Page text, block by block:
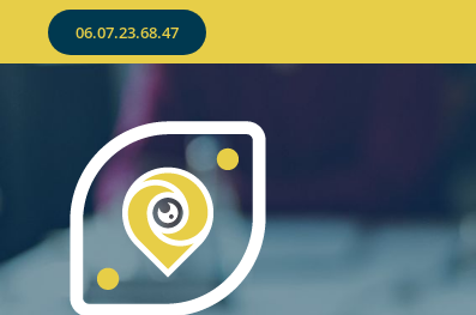
06.07.23.68.47